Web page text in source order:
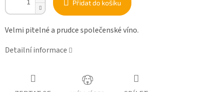
Přidat do košíku
Velmi pitelné a prudce společenské víno.
Detailní informace